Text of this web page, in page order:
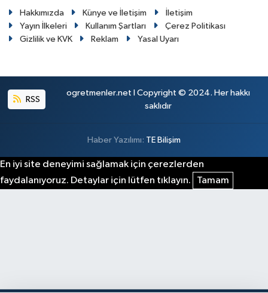
Hakkımızda Künye ve İletişim
İletişim
Yayın İlkeleri
Kullanım Şartları
Çerez Politikası
Gizlilik ve KVK
Reklam Yasal Uyarı
RSS
ogretmenler.net I Copyright © 2024. Her hakkı
saklıdır
Haber Yazılımı: TE Bilişim
En iyi site deneyimi sağlamak için çerezlerden
faydalanıyoruz. Detaylar için lütfen tıklayın.
Tamam